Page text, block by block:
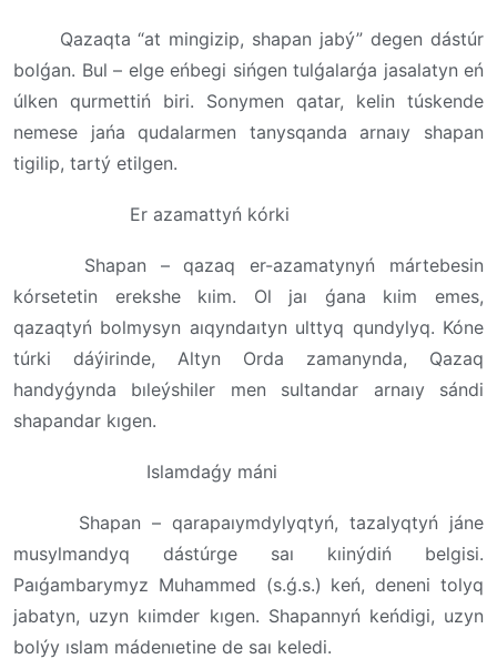
Qazaqta “at mingizip, shapan jabý” degen dástúr
bolǵan. Bul – elge eńbegi sińgen tulǵalarǵa jasalatyn eń
úlken qurmettiń biri. Sonymen qatar, kelin túskende
nemese jańa qudalarmen tanysqanda arnaıy shapan
tigilip, tartý etilgen.
Er azamattyń kórki
Shapan – qazaq er-azamatynyń mártebesin
kórsetetin erekshe kıim. Ol jaı ǵana kıim emes,
qazaqtyń bolmysyn aıqyndaıtyn ulttyq qundylyq. Kóne
túrki dáýirinde, Altyn Orda zamanynda, Qazaq
handyǵynda bıleýshiler men sultandar arnaıy sándi
shapandar kıgen.
Islamdaǵy máni
Shapan – qarapaıymdylyqtyń, tazalyqtyń jáne
musylmandyq dástúrge saı kıinýdiń belgisi.
Paıǵambarymyz Muhammed (s.ǵ.s.) keń, deneni tolyq
jabatyn, uzyn kıimder kıgen. Shapannyń keńdigi, uzyn
bolýy ıslam mádenıetine de saı keledi.